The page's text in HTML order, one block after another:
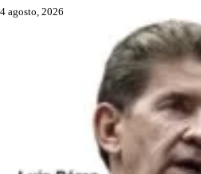
4 agosto, 2026